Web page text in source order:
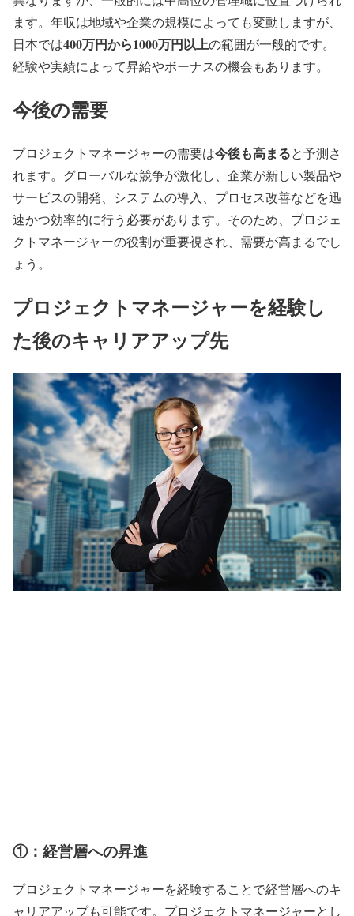
ます。年収は地域や企業の規模によっても変動しますが、
日本では400万円から1000万円以上の範囲が一般的です。
経験や実績によって昇給やボーナスの機会もあります。
今後の需要
プロジェクトマネージャーの需要は今後も高まると予測さ
れます。グローバルな競争が激化し、企業が新しい製品や
サービスの開発、システムの導入、プロセス改善などを迅
速かつ効率的に行う必要があります。そのため、プロジェ
クトマネージャーの役割が重要視され、需要が高まるでし
ょう。
プロジェクトマネージャーを経験し
た後のキャリアアップ先
①：経営層への昇進
プロジェクトマネージャーを経験することで経営層へのキ
ャリアアップも可能です。プロジェクトマネージャーとし